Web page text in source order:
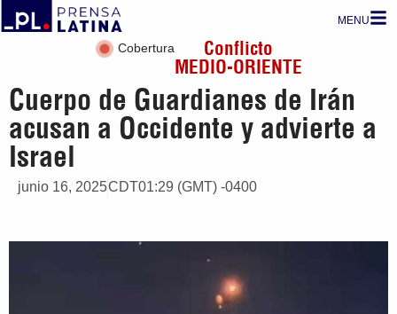
MENU
Cobertura
Conflicto
MEDIO-ORIENTE
Cuerpo de Guardianes de Irán
acusan a Occidente y advierte a
Israel
junio 16, 2025CDT01:29 (GMT) -0400